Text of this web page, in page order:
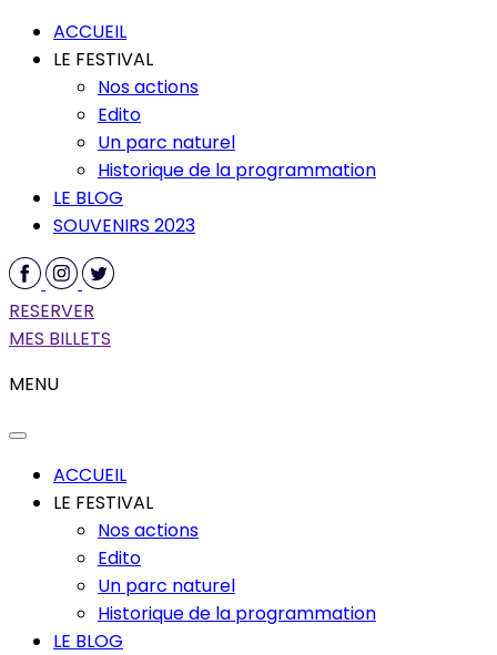
ACCUEIL
LE FESTIVAL
Nos actions
Edito
Un parc naturel
Historique de la programmation
LE BLOG
SOUVENIRS 2023
RESERVER
MES BILLETS
MENU
ACCUEIL
LE FESTIVAL
Nos actions
Edito
Un parc naturel
Historique de la programmation
LE BLOG